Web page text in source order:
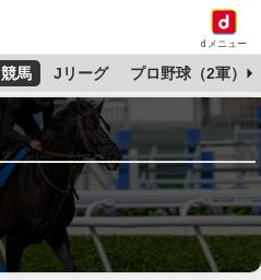
dメニュー
競馬 Jリーグ プロ野球（2軍）